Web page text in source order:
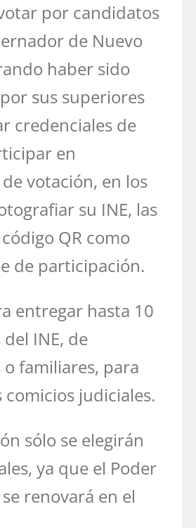
por candidatos
de Nuevo
haber sido
sus superiores
credenciales de
en
de votación, en los
su INE, las
QR como
de participación.
entregar hasta 10
INE, de
familiares, para
judiciales.
sólo se elegirán
ya que el Poder
renovará en el